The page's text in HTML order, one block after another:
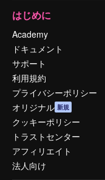
はじめに
Academy
ドキュメント
サポート
利用規約
プライバシーポリシー
オリジナル 新規
クッキーポリシー
トラストセンター
アフィリエイト
法人向け